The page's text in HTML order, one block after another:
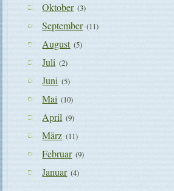
Oktober (3)
September (11)
August (5)
Juli (2)
Juni (5)
Mai (10)
April (9)
März (11)
Februar (9)
Januar (4)